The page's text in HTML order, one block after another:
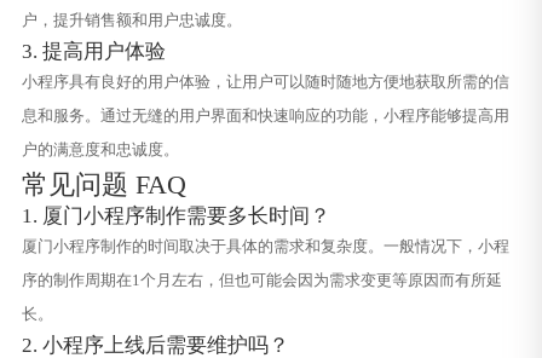
户，提升销售额和用户忠诚度。
3. 提高用户体验
小程序具有良好的用户体验，让用户可以随时随地方便地获取所需的信
息和服务。通过无缝的用户界面和快速响应的功能，小程序能够提高用
户的满意度和忠诚度。
常见问题 FAQ
1. 厦门小程序制作需要多长时间？
厦门小程序制作的时间取决于具体的需求和复杂度。一般情况下，小程
序的制作周期在1个月左右，但也可能会因为需求变更等原因而有所延
长。
2. 小程序上线后需要维护吗？